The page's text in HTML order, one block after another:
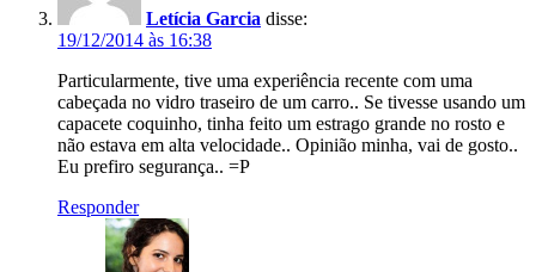
Letícia Garcia disse:
19/12/2014 às 16:38
Particularmente, tive uma experiência recente com uma
cabeçada no vidro traseiro de um carro.. Se tivesse usando um
capacete coquinho, tinha feito um estrago grande no rosto e
não estava em alta velocidade.. Opinião minha, vai de gosto..
Eu prefiro segurança.. =P
Responder